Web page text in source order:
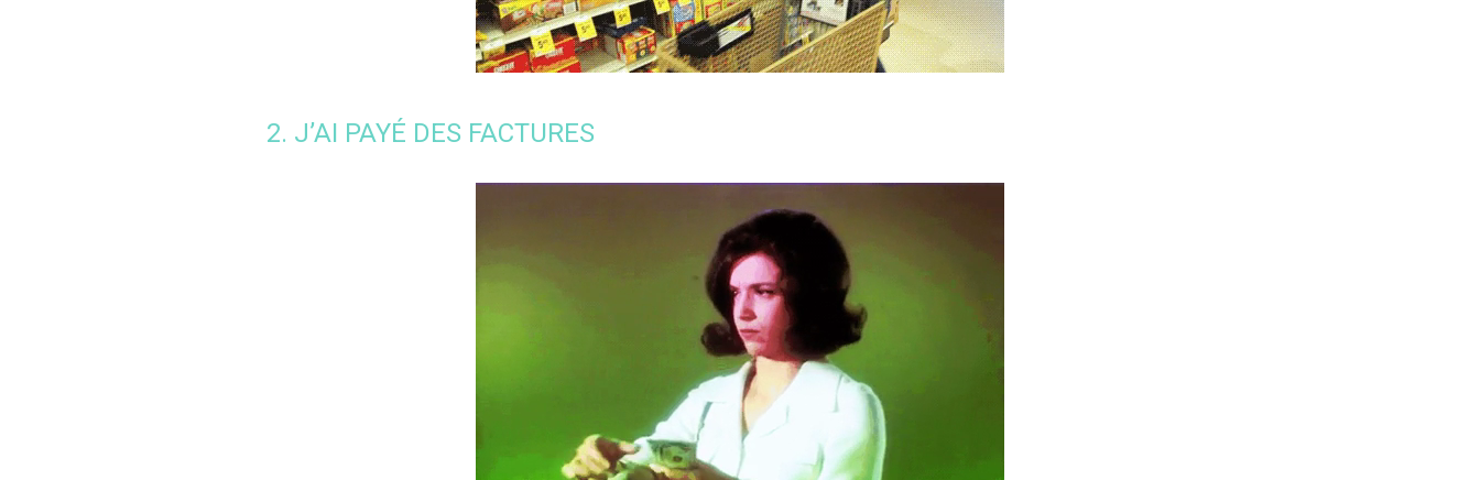
2. J’AI PAYÉ DES FACTURES